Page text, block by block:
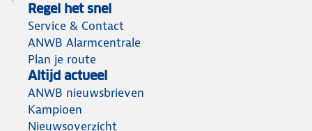
Regel het snel
Service & Contact
ANWB Alarmcentrale
Plan je route
Altijd actueel
ANWB nieuwsbrieven
Kampioen
Nieuwsoverzicht